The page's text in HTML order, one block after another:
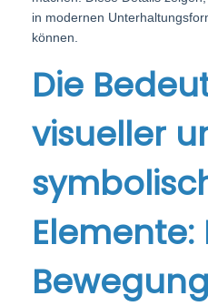
in modernen
können.
Die
visueller
Elemente: